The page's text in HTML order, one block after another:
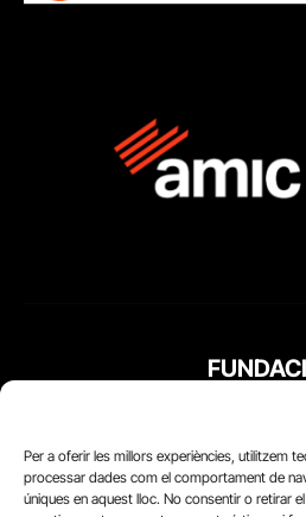
Per a oferir les millors experiències, utilitzem
processar dades com el comportament de
úniques en aquest lloc. No consentir o retirar